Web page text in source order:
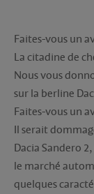
Faites-vous un
La citadine de
Nous vous
sur la berline
Faites-vous un
Il serait
Dacia Sandero
le marché
quelques